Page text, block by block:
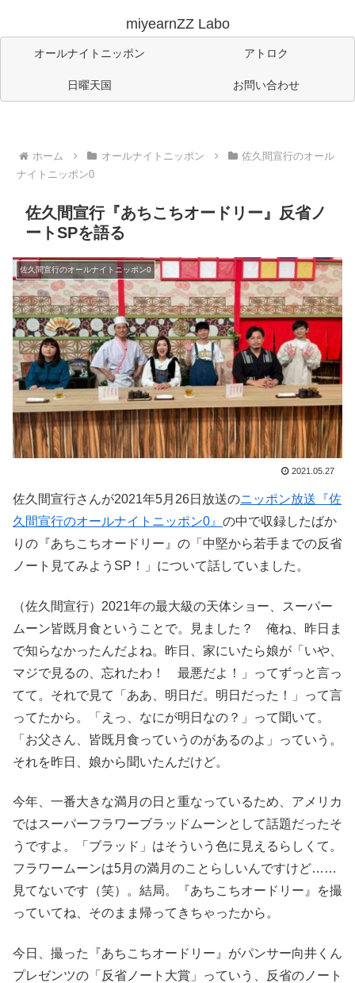
miyearnZZ Labo
オールナイトニッポン アトロク
日曜天国 お問い合わせ
ホーム オールナイトニッポン
佐久間宣行のオール
ナイトニッポン0
佐久間宣行『あちこちオードリー』反省ノ
ートSPを語る
佐久間宣行のオールナイトニッポン0
2021.05.27
佐久間宣行さんが2021年5月26日放送のニッポン放送『佐
久間宣行のオールナイトニッポン0』 の中で収録したばか
りの『あちこちオードリー』の「中堅から若手までの反省
ノート見てみようSP！」について話していました。
（佐久間宣行）2021年の最大級の天体ショー、スーパー
ムーン皆既月食ということで。見ました？ 俺ね、昨日ま
で知らなかったんだよね。昨日、家にいたら娘が「いや、
マジで見るの、忘れたわ！ 最悪だよ！」ってずっと言っ
てて。それで見て「ああ、明日だ。明日だった！」って言
ってたから。「えっ、なにが明日なの？」って聞いて。
「お父さん、皆既月食っていうのがあるのよ」っていう。
それを昨日、娘から聞いたんだけど。
今年、一番大きな満月の日と重なっているため、アメリカ
ではスーパーフラワーブラッドムーンとして話題だったそ
うですよ。「ブラッド」はそういう色に見えるらしくて。
フラワームーンは5月の満月のことらしいんですけど……
見てないです（笑）。結局。『あちこちオードリー』を撮
っていてね、そのまま帰ってきちゃったから。
今日、撮った『あちこちオードリー』がパンサー向井くん
プレゼンツの「反省ノート大賞」っていう、反省のノート